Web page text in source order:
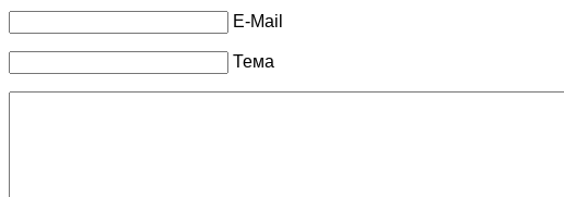
E-Mail
Тема